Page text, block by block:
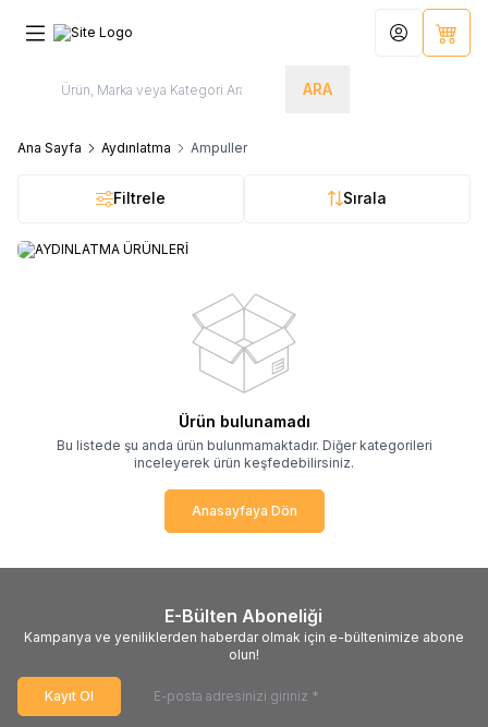
ARA
Hesabım
Ana Sayfa Aydınlatma Ampuller
Filtrele Sırala
AYDINLATMA ÜRÜNLERİ
Ürün bulunamadı
Bu listede şu anda ürün bulunmamaktadır. Diğer kategorileri
inceleyerek ürün keşfedebilirsiniz.
Anasayfaya Dön
E-Bülten Aboneliği
Kampanya ve yeniliklerden haberdar olmak için e-bültenimize abone
olun!
Kayıt Ol